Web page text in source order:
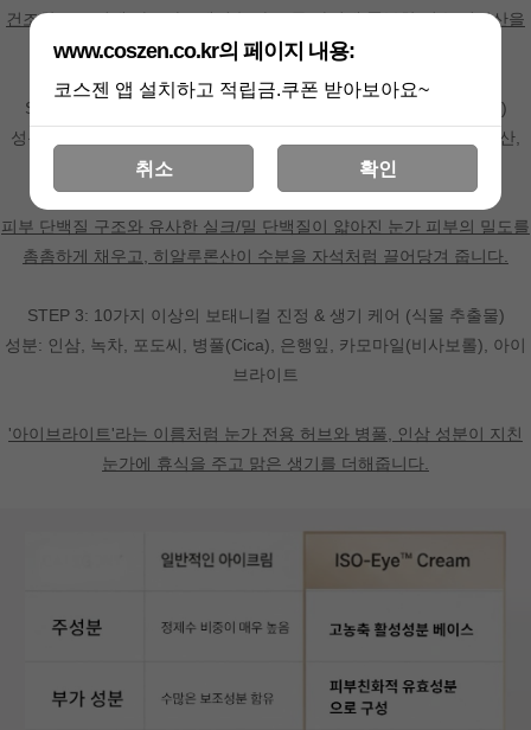
건조함으로 인해 자글자글해진 눈가 주름 사이에 풍부한 필수 지방산을
채워 넣어, 즉각적인 유연함과 깊은 영양감을 선사합니다.
STEP 2: 피부 구성 성분으로 채우는 밀도 탄력 (단백질&보습인자)
성분: 실크 단백질, 밀 단백질 아미노산, 소이 이소플라본, 히알루론산,
피부 단백질 구조와 유사한 실크/밀 단백질이 얇아진 눈가 피부의 밀도를
촘촘하게 채우고, 히알루론산이 수분을 자석처럼 끌어당겨 줍니다.
STEP 3: 10가지 이상의 보태니컬 진정 & 생기 케어 (식물 추출물)
성분: 인삼, 녹차, 포도씨, 병풀(Cica), 은행잎, 카모마일(비사보롤), 아이
브라이트
'아이브라이트'라는 이름처럼 눈가 전용 허브와 병풀, 인삼 성분이 지친
눈가에 휴식을 주고 맑은 생기를 더해줍니다.
www.coszen.co.kr의 페이지 내용:
코스젠 앱 설치하고 적립금.쿠폰 받아보아요~
취소 확인